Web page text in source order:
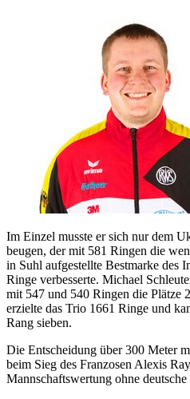
Im Einzel musste er sich nur dem
beugen, der mit 581 Ringen die
in Suhl aufgestellte Bestmarke des
Ringe verbesserte. Michael
mit 547 und 540 Ringen die Plätze
erzielte das Trio 1661 Ringe und
Rang sieben.
Die Entscheidung über 300 Meter
beim Sieg des Franzosen Alexis
Mannschaftswertung ohne deutsche